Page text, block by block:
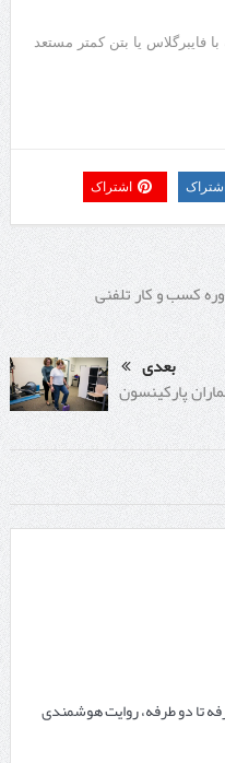
فایبرگلاس یا بتن کمتر مستعد
اشتراک
کسب و کار تلفنی
بعدی
پارکینسون
تا دو طرفه، روایت هوشمندی